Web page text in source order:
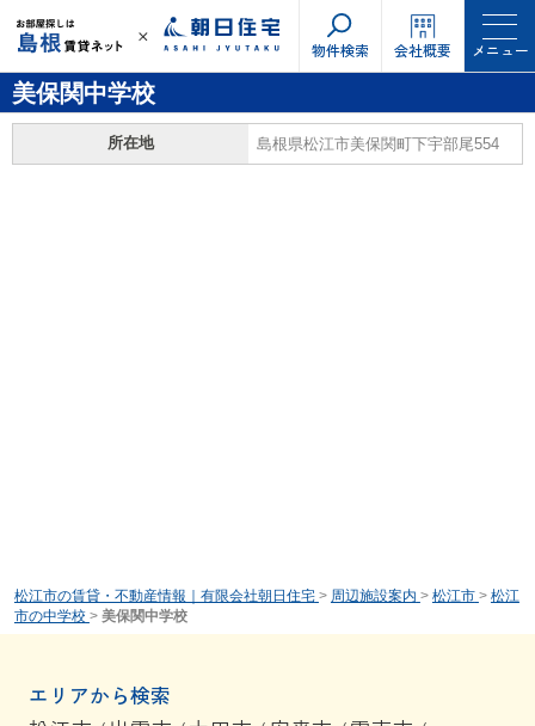
物件検索 会社概要 メニュー
美保関中学校
所在地 島根県松江市美保関町下宇部尾554
松江市の賃貸・不動産情報｜有限会社朝日住宅 > 周辺施設案内 > 松江市 > 松江
市の中学校 > 美保関中学校
エリアから検索